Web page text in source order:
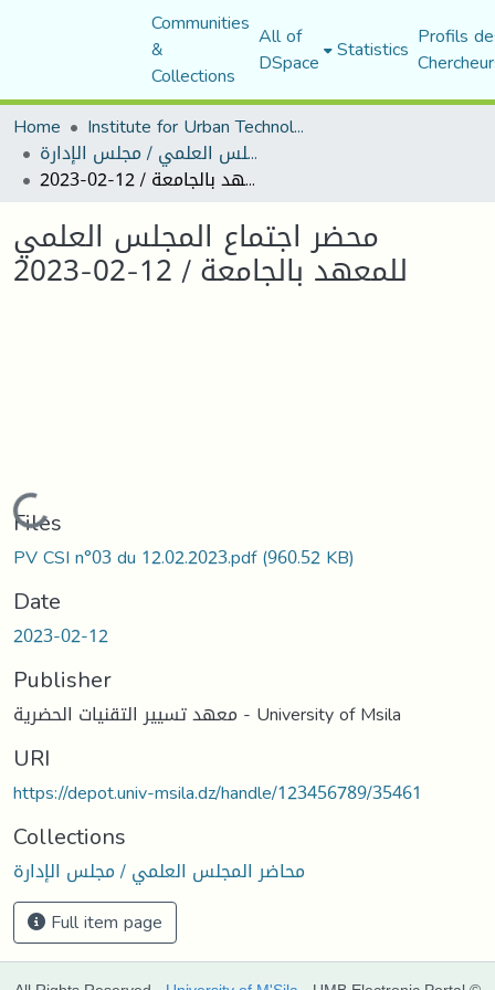
Communities
&
Collections
All of
DSpace Statistics Profils
Home
Institute for Urban Technology Management
محاضر المجلس العلمي / مجلس الإدارة
محضر اجتماع المجلس العلمي للمعهد بالجامعة / 12-02-2023
محضر اجتماع المجلس العلمي
للمعهد بالجامعة / 12-02-2023
Loading...
Files
PV CSI n°03 du 12.02.2023.pdf(960.52 KB)
Date
2023-02-12
Publisher
معهد تسيير التقنيات الحضرية - University of Msila
URI
https://depot.univ-msila.dz/handle/123456789/35461
Collections
محاضر المجلس العلمي / مجلس الإدارة
Full item page